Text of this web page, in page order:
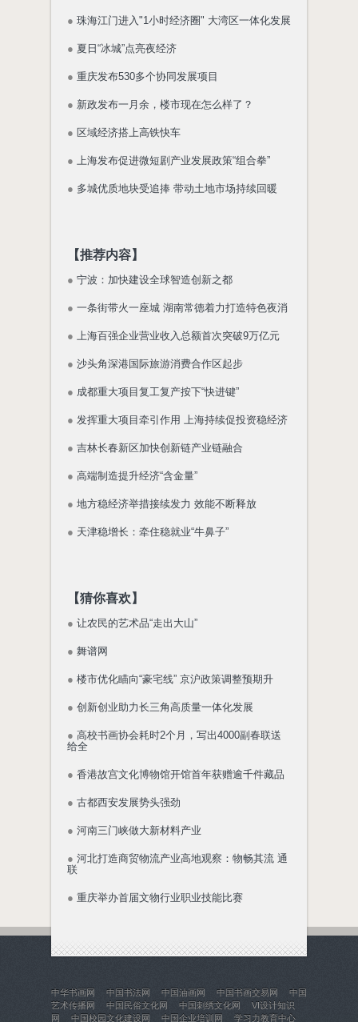
● 珠海江门进入"1小时经济圈" 大湾区一体化发展
● 夏日“冰城”点亮夜经济
● 重庆发布530多个协同发展项目
● 新政发布一月余，楼市现在怎么样了？
● 区域经济搭上高铁快车
● 上海发布促进微短剧产业发展政策“组合拳”
● 多城优质地块受追捧 带动土地市场持续回暖
【推荐内容】
● 宁波：加快建设全球智造创新之都
● 一条街带火一座城 湖南常德着力打造特色夜消
● 上海百强企业营业收入总额首次突破9万亿元
● 沙头角深港国际旅游消费合作区起步
● 成都重大项目复工复产按下“快进键”
● 发挥重大项目牵引作用 上海持续促投资稳经济
● 吉林长春新区加快创新链产业链融合
● 高端制造提升经济“含金量”
● 地方稳经济举措接续发力 效能不断释放
● 天津稳增长：牵住稳就业“牛鼻子”
【猜你喜欢】
● 让农民的艺术品“走出大山”
● 舞谱网
● 楼市优化瞄向“豪宅线” 京沪政策调整预期升
● 创新创业助力长三角高质量一体化发展
● 高校书画协会耗时2个月，写出4000副春联送
给全
● 香港故宫文化博物馆开馆首年获赠逾千件藏品
● 古都西安发展势头强劲
● 河南三门峡做大新材料产业
● 河北打造商贸物流产业高地观察：物畅其流 通
联
● 重庆举办首届文物行业职业技能比赛
中华书画网 中国书法网 中国油画网 中国书画交易网
中国
艺术传播网
中国民俗文化网 中国刺绣文化网
VI设计知识
网
中国校园文化建设网 中国企业培训网 学习力教育中心